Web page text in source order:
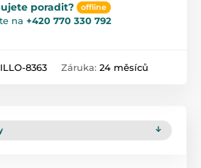
poradit? offline
na +420 770 330 792
8363 Záruka: 24 měsíců